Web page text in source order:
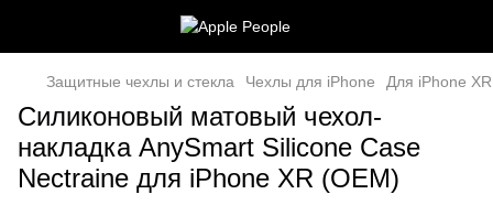
Защитные чехлы и стекла Чехлы для iPhone Для iPhone XR
Силиконовый матовый чехол-
накладка AnySmart Silicone Case
Nectraine для iPhone XR (OEM)